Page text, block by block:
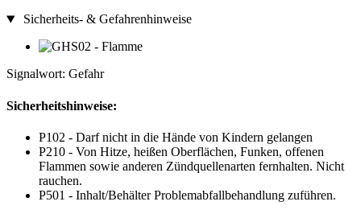
Sicherheits- & Gefahrenhinweise
Signalwort: Gefahr
Sicherheitshinweise:
P102 - Darf nicht in die Hände von Kindern gelangen
P210 - Von Hitze, heißen Oberflächen, Funken, offenen
Flammen sowie anderen Zündquellenarten fernhalten. Nicht
rauchen.
P501 - Inhalt/Behälter Problemabfallbehandlung zuführen.